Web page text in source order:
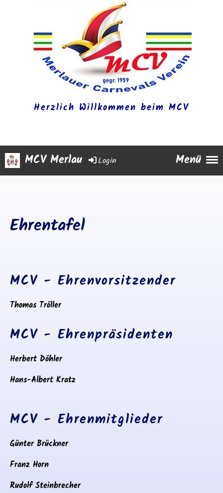
Herzlich Willkommen beim MCV
Menü
Login
MCV Merlau
Ehrentafel
MCV - Ehrenvorsitzender
Thomas Tröller
MCV - Ehrenpräsidenten
Herbert Döhler
Hans-Albert Kratz
MCV - Ehrenmitglieder
Günter Brückner
Franz Horn
Rudolf Steinbrecher